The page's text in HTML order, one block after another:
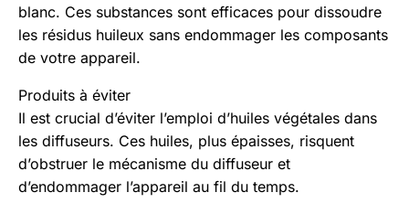
blanc. Ces substances sont efficaces pour dissoudre
les résidus huileux sans endommager les composants
de votre appareil.
Produits à éviter
Il est crucial d’éviter l’emploi d’huiles végétales dans
les diffuseurs. Ces huiles, plus épaisses, risquent
d’obstruer le mécanisme du diffuseur et
d’endommager l’appareil au fil du temps.